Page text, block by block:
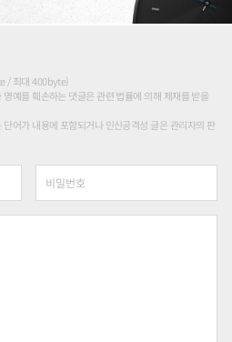
/ 최대 400byte)
예를 훼손하는 댓글은 관련 법률에 의해 제재를 받을
어가 내용에 포함되거나 인신공격성 글은 관리자의 판